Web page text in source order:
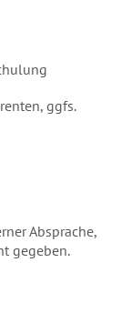
ggfs.
Absprache,
gegeben.